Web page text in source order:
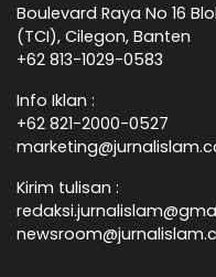
Boulevard Raya No 16
(TCI), Cilegon, Banten
+62 813-1029-0583
Info Iklan :
+62 821-2000-0527
Kirim tulisan :